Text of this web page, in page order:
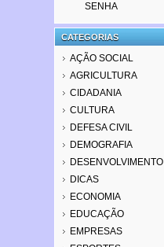
SENHA
CATEGORIAS
AÇÃO SOCIAL
AGRICULTURA
CIDADANIA
CULTURA
DEFESA CIVIL
DEMOGRAFIA
DESENVOLVIMENTO
DICAS
ECONOMIA
EDUCAÇÃO
EMPRESAS